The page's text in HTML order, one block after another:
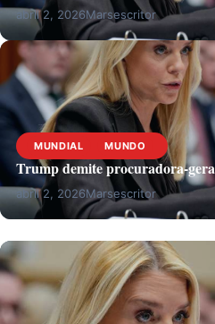
abril 2, 2026Marsescritor
MUNDIAL MUNDO
Trump demite procuradora-
abril 2, 2026Marsescritor